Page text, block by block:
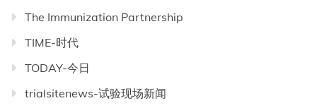
The Immunization Partnership
TIME-时代
TODAY-今日
trialsitenews-试验现场新闻